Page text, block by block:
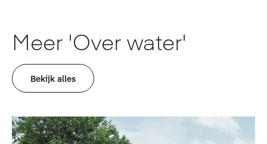
Meer 'Over water'
Bekijk alles